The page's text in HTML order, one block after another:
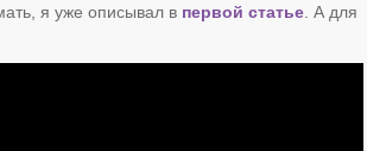
я уже описывал в первой статье . А для